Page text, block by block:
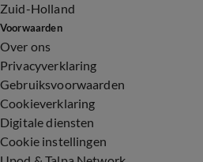
Zuid-Holland
Voorwaarden
Over ons
Privacyverklaring
Gebruiksvoorwaarden
Cookieverklaring
Digitale diensten
Cookie instellingen